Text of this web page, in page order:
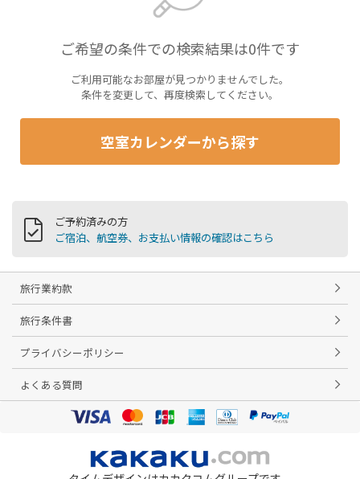
ご希望の条件での検索結果は0件です
ご利用可能なお部屋が見つかりませんでした。
条件を変更して、再度検索してください。
空室カレンダーから探す
ご予約済みの方
ご宿泊、航空券、お支払い情報の確認はこちら
旅行業約款
旅行条件書
プライバシーポリシー
よくある質問